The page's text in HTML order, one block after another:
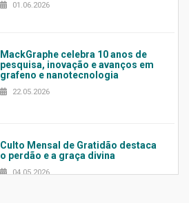
01.06.2026
MackGraphe celebra 10 anos de
pesquisa, inovação e avanços em
grafeno e nanotecnologia
22.05.2026
Culto Mensal de Gratidão destaca
o perdão e a graça divina
04.05.2026